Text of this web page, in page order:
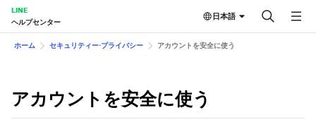
LINE
ヘルプセンター
日本語
ホーム セキュリティー⋅プライバシー アカウントを安全に使う
アカウントを安全に使う